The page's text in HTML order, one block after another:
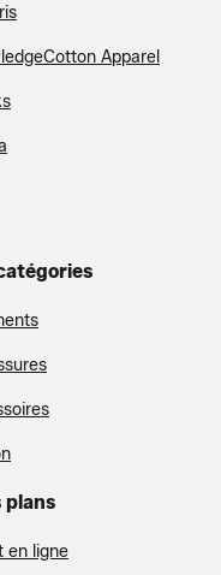
Apparel
plans
en ligne